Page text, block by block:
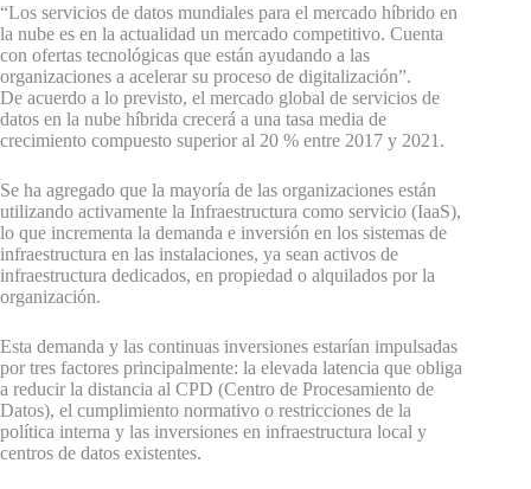
“Los servicios de datos mundiales para el mercado híbrido en
la nube es en la actualidad un mercado competitivo. Cuenta
con ofertas tecnológicas que están ayudando a las
organizaciones a acelerar su proceso de digitalización”.
De acuerdo a lo previsto, el mercado global de servicios de
datos en la nube híbrida crecerá a una tasa media de
crecimiento compuesto superior al 20 % entre 2017 y 2021.
Se ha agregado que la mayoría de las organizaciones están
utilizando activamente la Infraestructura como servicio (IaaS),
lo que incrementa la demanda e inversión en los sistemas de
infraestructura en las instalaciones, ya sean activos de
infraestructura dedicados, en propiedad o alquilados por la
organización.
Esta demanda y las continuas inversiones estarían impulsadas
por tres factores principalmente: la elevada latencia que obliga
a reducir la distancia al CPD (Centro de Procesamiento de
Datos), el cumplimiento normativo o restricciones de la
política interna y las inversiones en infraestructura local y
centros de datos existentes.